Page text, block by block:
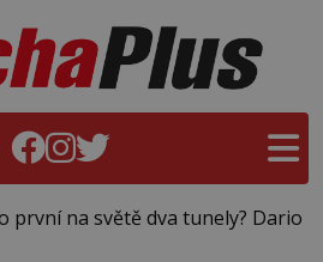
první na světě dva tunely? Dario